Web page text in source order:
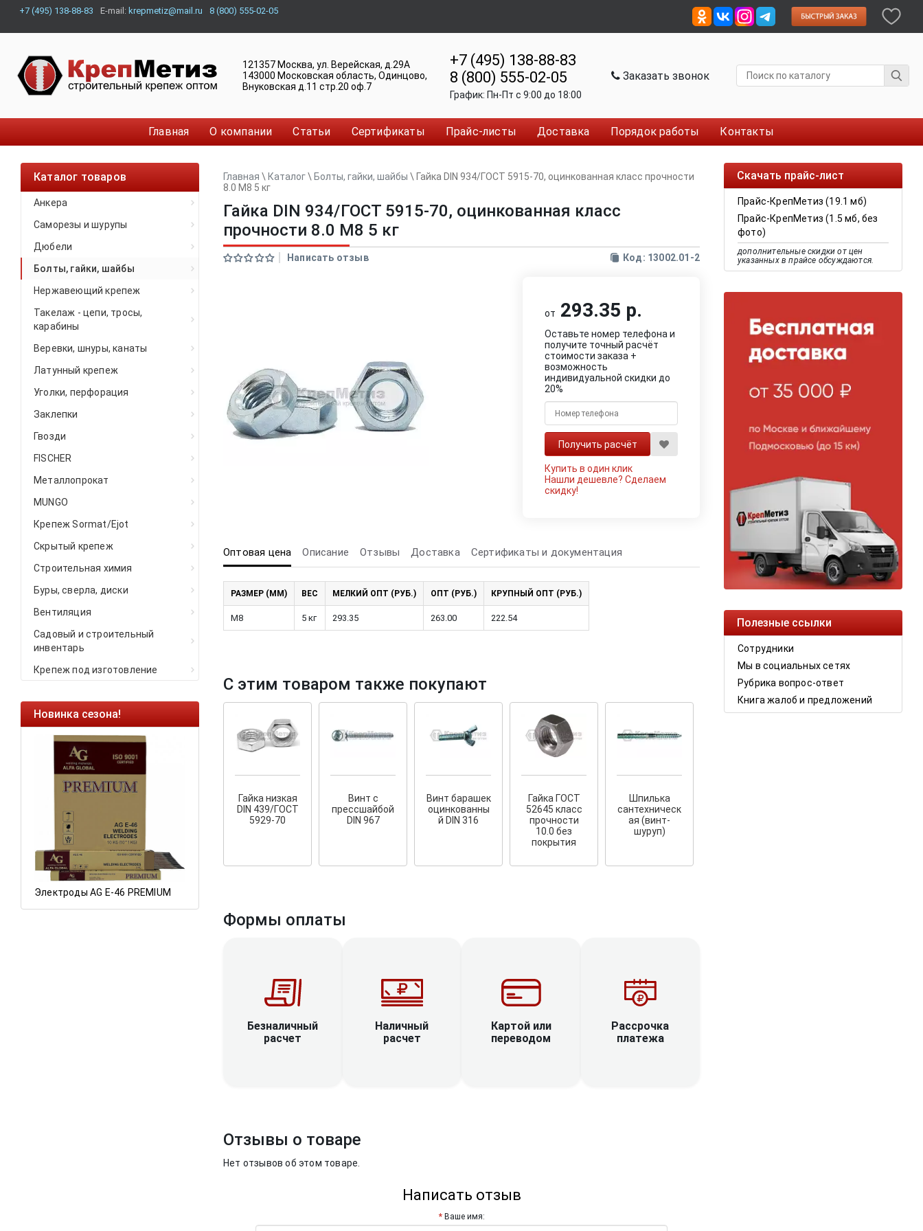
+7 (495) 138-88-83 E-mail: krepmetiz@mail.ru 8 (800) 555-02-05
121357 Москва, ул. Верейская, д.29А
143000 Московская область, Одинцово,
Внуковская д.11 стр.20 оф.7
+7 (495) 138-88-83
8 (800) 555-02-05
График: Пн-Пт c 9:00 до 18:00
Заказать звонок
Главная О компании Статьи Сертификаты Прайс-листы Доставка Порядок работы Контакты
Каталог товаров
Анкера
Саморезы и шурупы
Дюбели
Болты, гайки, шайбы
Нержавеющий крепеж
Такелаж - цепи, тросы,
карабины
Веревки, шнуры, канаты
Латунный крепеж
Уголки, перфорация
Заклепки
Гвозди
FISCHER
Металлопрокат
MUNGO
Крепеж Sormat/Ejot
Скрытый крепеж
Строительная химия
Буры, сверла, диски
Вентиляция
Садовый и строительный
инвентарь
Крепеж под изготовление
Новинка сезона!
Электроды AG E-46 PREMIUM
Саморезы кровельные HKR-R
HARPOON EURO
остатков по ценам 2020 года!
Крепление террас и фасадов
и фасадов.
Скачать прайс-лист
Прайс-КрепМетиз (19.1 мб)
Прайс-КрепМетиз (1.5 мб, без
фото)
дополнительные скидки от цен
указанных в прайсе обсуждаются.
Полезные ссылки
Сотрудники
Мы в социальных сетях
Рубрика вопрос-ответ
Книга жалоб и предложений
Главная \ Каталог\ Болты, гайки, шайбы \ Гайка DIN 934/ГОСТ 5915-70, оцинкованная класс прочности
8.0 М8 5 кг
Гайка DIN 934/ГОСТ 5915-70, оцинкованная класс
прочности 8.0 М8 5 кг
Написать отзыв Код: 13002.01-2
от 293.35 р.
Оставьте номер телефона и
получите точный расчёт
стоимости заказа +
возможность
индивидуальной скидки до
20%
Купить в один клик
Нашли дешевле?Сделаем
скидку!
Оптовая цена Описание Отзывы Доставка Сертификаты и документация
РАЗМЕР (ММ) ВЕС МЕЛКИЙ ОПТ (РУБ.) ОПТ (РУБ.) КРУПНЫЙ ОПТ (РУБ.)
М8 5 кг 293.35 263.00 222.54
С этим товаром также покупают
Гайка низкая
DIN 439/ГОСТ
5929-70
Винт с
прессшайбой
DIN 967
Винт барашек
оцинкованны
й DIN 316
Гайка ГОСТ
52645 класс
прочности
10.0 без
покрытия
Шпилька
сантехническ
ая (винт-
шуруп)
Формы оплаты
Безналичный
расчет
Наличный
расчет
Картой или
переводом
Рассрочка
платежа
Отзывы о товаре
Нет отзывов об этом товаре.
Написать отзыв
Ваше имя: